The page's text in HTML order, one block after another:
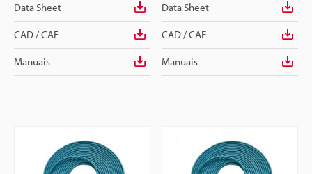
Data Sheet
CAD / CAE
Manuais
Data Sheet
CAD / CAE
Manuais